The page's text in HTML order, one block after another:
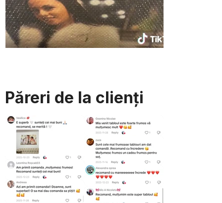
Păreri de la clienți